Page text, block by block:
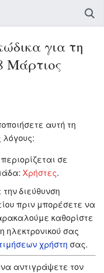
για τη
Μάρτιος
αυτή τη
λόγους:
σε
Χρήστες.
διεύθυνση
πριν μπορέσετε να
καθορίστε
ηλεκτρονικού σας
χρήστη σας.
αντιγράψετε τον